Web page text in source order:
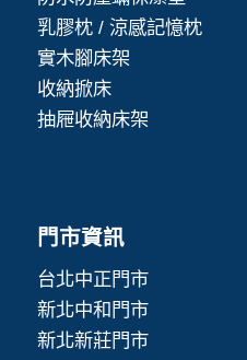
乳膠枕 / 涼感記憶枕
實木腳床架
收納掀床
抽屜收納床架
門市資訊
台北中正門市
新北中和門市
新北新莊門市